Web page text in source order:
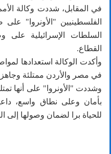
في المقابل، شددت وكالة
الفلسطينيين "الأونروا"
السلطات الإسرائيلية على
القطاع.
وأكدت الوكالة استعدادها
في مصر والأردن ممتلئة وجاهزة
وشددت "الأونروا" على أنها
بأمان وعلى نطاق واسع،
للحياة برا لضمان وصولها إلى